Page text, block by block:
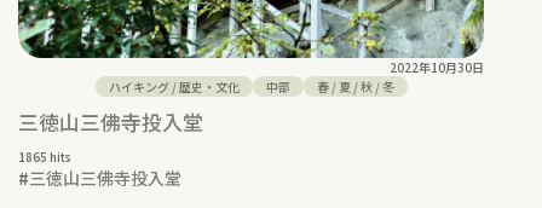
2022年10月30日
ハイキング/歴史・文化 中部 春/ 夏/秋/冬
三徳山三佛寺投入堂
1865 hits
#三徳山三佛寺投入堂